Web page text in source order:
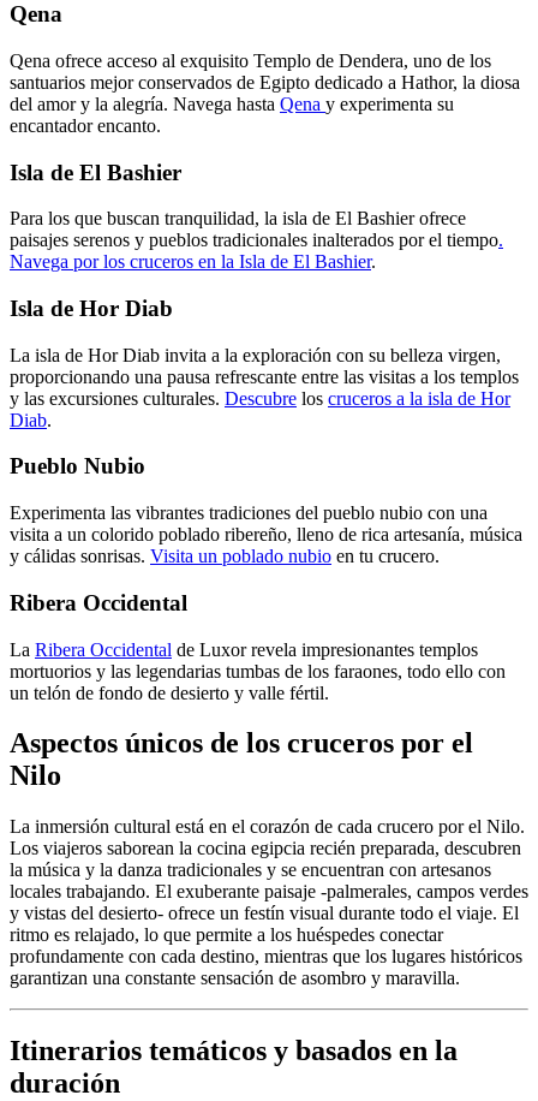
Qena
Qena ofrece acceso al exquisito Templo de Dendera, uno de los
santuarios mejor conservados de Egipto dedicado a Hathor, la diosa
del amor y la alegría. Navega hasta Qena y experimenta su
encantador encanto.
Isla de El Bashier
Para los que buscan tranquilidad, la isla de El Bashier ofrece
paisajes serenos y pueblos tradicionales inalterados por el tiempo.
Navega por los cruceros en la Isla de El Bashier.
Isla de Hor Diab
La isla de Hor Diab invita a la exploración con su belleza virgen,
proporcionando una pausa refrescante entre las visitas a los templos
y las excursiones culturales. Descubre los cruceros a la isla de Hor
Diab.
Pueblo Nubio
Experimenta las vibrantes tradiciones del pueblo nubio con una
visita a un colorido poblado ribereño, lleno de rica artesanía, música
y cálidas sonrisas. Visita un poblado nubio en tu crucero.
Ribera Occidental
La Ribera Occidental de Luxor revela impresionantes templos
mortuorios y las legendarias tumbas de los faraones, todo ello con
un telón de fondo de desierto y valle fértil.
Aspectos únicos de los cruceros por el
Nilo
La inmersión cultural está en el corazón de cada crucero por el Nilo.
Los viajeros saborean la cocina egipcia recién preparada, descubren
la música y la danza tradicionales y se encuentran con artesanos
locales trabajando. El exuberante paisaje -palmerales, campos verdes
y vistas del desierto- ofrece un festín visual durante todo el viaje. El
ritmo es relajado, lo que permite a los huéspedes conectar
profundamente con cada destino, mientras que los lugares históricos
garantizan una constante sensación de asombro y maravilla.
Itinerarios temáticos y basados en la
duración